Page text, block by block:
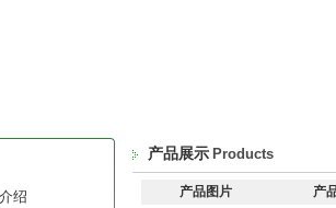
绍
产品展示 Products
产品图片 产